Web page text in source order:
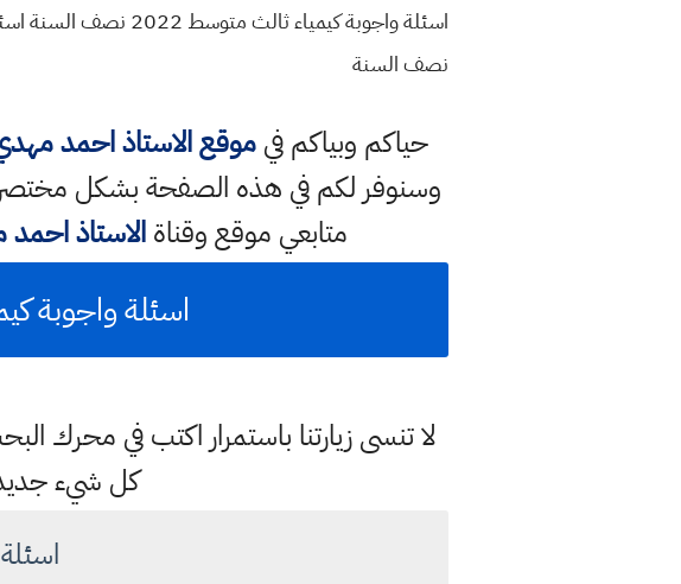
اسئلة واجوبة
نصف السنة
حياكم وبياكم فيموقع الاستاذ احمد
وسنوفر لكم في هذه الصفحة بشكل
متابعي موقع وقناةالاستاذ
اسئلة واجوبة كيمياء
لا تنسى زيارتنا باستمرار اكتب في محرك
كل شيء